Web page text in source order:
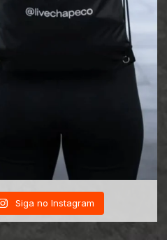
Siga no Instagram